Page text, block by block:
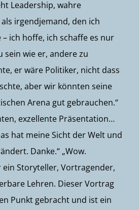
Leadership, wahre
irgendjemand, den ich
ich hoffe, ich schaffe es nur
sein wie er, andere zu
er wäre Politiker, nicht dass
aber wir könnten seine
Arena gut gebrauchen.“
exzellente Präsentation…
hat meine Sicht der Welt und
Danke.“ „Wow.
ein Storyteller, Vortragender,
Lehren. Dieser Vortrag
Punkt gebracht und ist ein